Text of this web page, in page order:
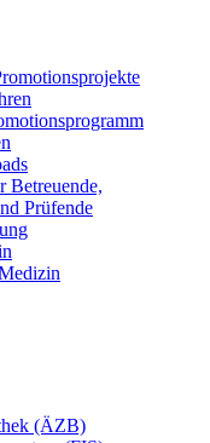
Betreuende,
Prüfende
(ÄZB)